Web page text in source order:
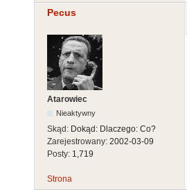
Pecus
Atarowiec
Nieaktywny
Skąd: Dokąd: Dlaczego: Co?
Zarejestrowany: 2002-03-09
Posty: 1,719
Strona